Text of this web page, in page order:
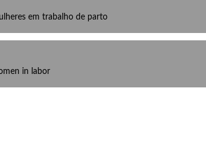
em trabalho de parto
in labor